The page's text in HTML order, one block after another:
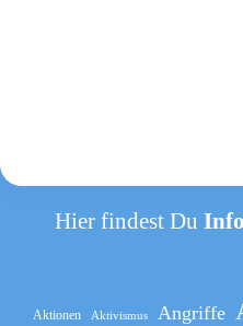
Hier findest Du
Aktionen Aktivismus Angriffe